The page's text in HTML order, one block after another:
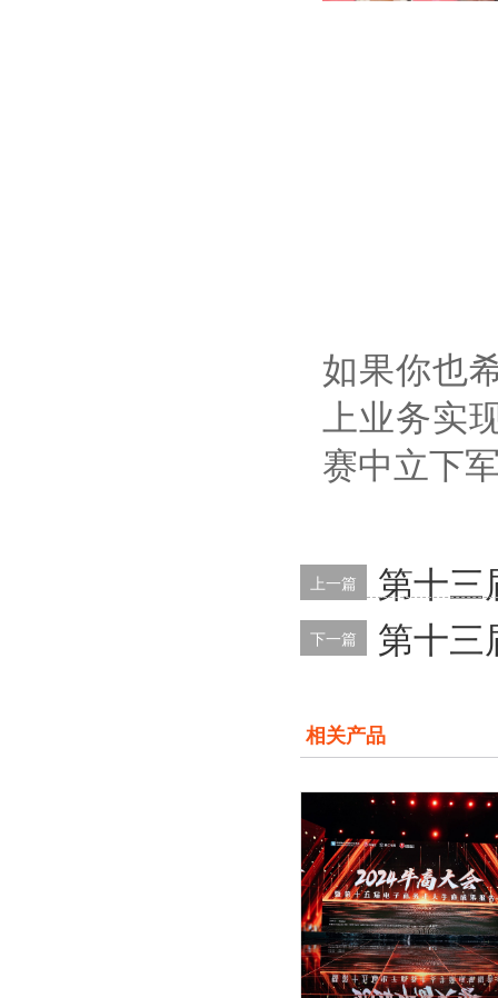
如果你也
上业务实
赛中立下
上一篇 第十三
下一篇 第十三
相关产品